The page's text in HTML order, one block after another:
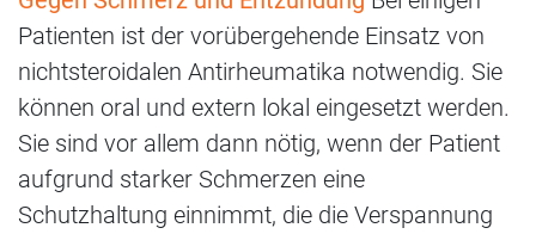
Patienten ist der vorübergehende Einsatz von
nichtsteroidalen Antirheumatika notwendig. Sie
können oral und extern lokal eingesetzt werden.
Sie sind vor allem dann nötig, wenn der Patient
aufgrund starker Schmerzen eine
Schutzhaltung einnimmt, die die Verspannung